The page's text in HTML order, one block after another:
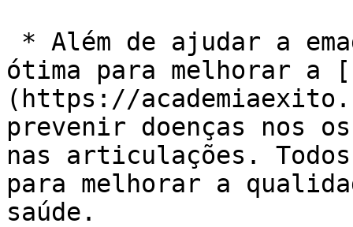
ótima para melhorar a
(https://
prevenir doenças nos
nas articulações.
para melhorar a
saúde.